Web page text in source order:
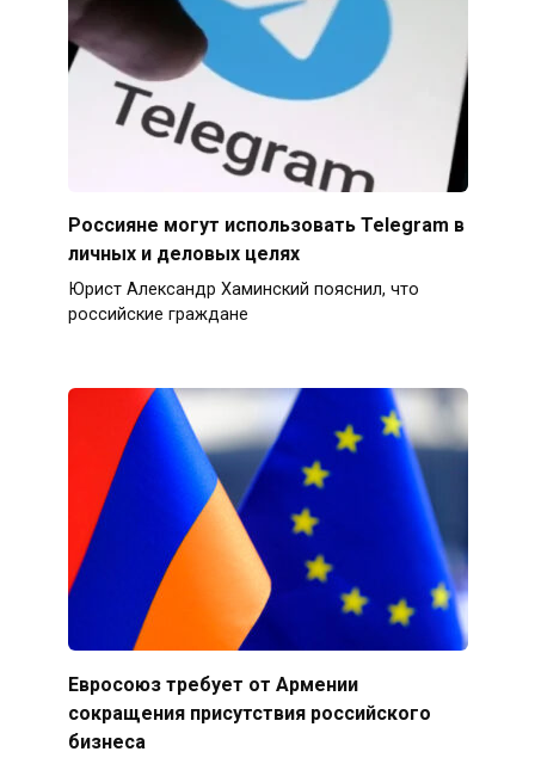
Россияне могут использовать Telegram в
личных и деловых целях
Юрист Александр Хаминский пояснил, что
российские граждане
Евросоюз требует от Армении
сокращения присутствия российского
бизнеса